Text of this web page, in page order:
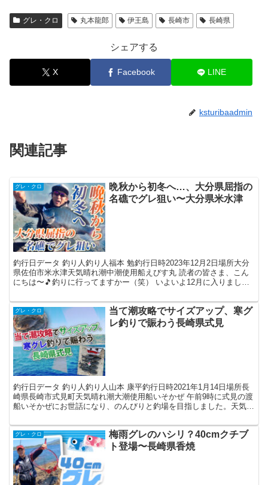
グレ・クロ 丸本龍郎 伊王島 長崎市 長崎県
シェアする
X Facebook LINE
ksturibaadmin
関連記事
グレ・クロ
晩秋から初冬へ…、大分県屈指の
名礁でグレ狙い〜大分県米水津
釣行日データ 釣り人釣り人福本 勉釣行日時2023年12月2日場所大分
県佐伯市米水津天気晴れ潮中潮使用船えびす丸 読者の皆さま、こん
にちは〜🎵釣りに行ってますかー（笑） いよいよ12月に入りまし
グレ・クロ
当て潮攻略でサイズアップ、寒グ
レ釣りで賑わう長崎県式見
釣行日データ 釣り人釣り人山本 康平釣行日時2021年1月14日場所長
崎県長崎市式見町天気晴れ潮大潮使用船いそかぜ 午前9時に式見の渡
船いそかぜにお世話になり、のんびりと釣場を目指しました。天気が
グレ・クロ
梅雨グレのハシリ？40cmクチブ
ト登場〜長崎県香焼